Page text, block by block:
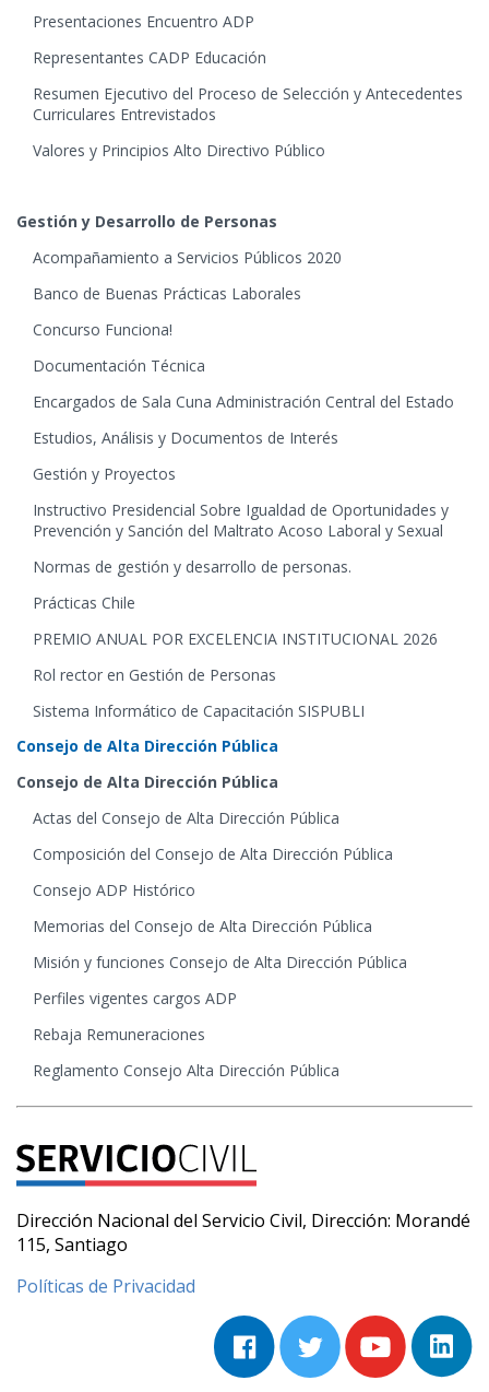
Presentaciones Encuentro ADP
Representantes CADP Educación
Resumen Ejecutivo del Proceso de Selección y Antecedentes
Curriculares Entrevistados
Valores y Principios Alto Directivo Público
Gestión y Desarrollo de Personas
Acompañamiento a Servicios Públicos 2020
Banco de Buenas Prácticas Laborales
Concurso Funciona!
Documentación Técnica
Encargados de Sala Cuna Administración Central del Estado
Estudios, Análisis y Documentos de Interés
Gestión y Proyectos
Instructivo Presidencial Sobre Igualdad de Oportunidades y
Prevención y Sanción del Maltrato Acoso Laboral y Sexual
Normas de gestión y desarrollo de personas.
Prácticas Chile
PREMIO ANUAL POR EXCELENCIA INSTITUCIONAL 2026
Rol rector en Gestión de Personas
Sistema Informático de Capacitación SISPUBLI
Consejo de Alta Dirección Pública
Consejo de Alta Dirección Pública
Actas del Consejo de Alta Dirección Pública
Composición del Consejo de Alta Dirección Pública
Consejo ADP Histórico
Memorias del Consejo de Alta Dirección Pública
Misión y funciones Consejo de Alta Dirección Pública
Perfiles vigentes cargos ADP
Rebaja Remuneraciones
Reglamento Consejo Alta Dirección Pública
Dirección Nacional del Servicio Civil, Dirección: Morandé
115, Santiago
Políticas de Privacidad